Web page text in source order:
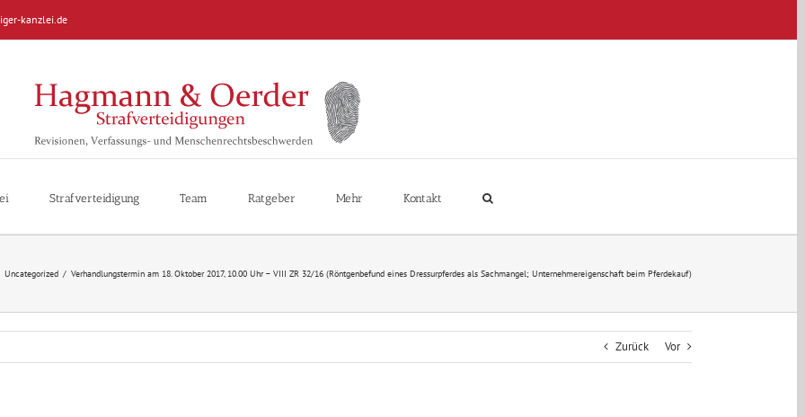
kanzlei.de
Strafverteidigung Team Ratgeber Mehr Kontakt
Uncategorized / Verhandlungstermin am 18. Oktober 2017, 10.00 Uhr – VIII ZR 32/16 (Röntgenbefund eines Dressurpferdes als Sachmangel; Unternehmereigenschaft beim Pferdekauf)
Zurück Vor